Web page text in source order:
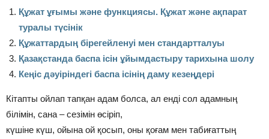
Құжат ұғымы және функциясы. Құжат және ақпарат
туралы түсінік
Құжаттардың бірегейленуі мен стандартталуы
Қазақстанда баспа ісін ұйымдастыру тарихына шолу
Кеңіс дәуіріндегі баспа ісінің даму кезеңдері
Кітапты ойлап тапқан адам болса, ал енді сол адамның
білімін, сана – сезімін өсіріп,
күшіне күш, ойына ой қосып, оны қоғам мен табиғаттың